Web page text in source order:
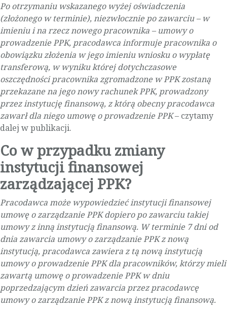
Po otrzymaniu wskazanego wyżej oświadczenia
(złożonego w terminie), niezwłocznie po zawarciu – w
imieniu i na rzecz nowego pracownika – umowy o
prowadzenie PPK, pracodawca informuje pracownika o
obowiązku złożenia w jego imieniu wniosku o wypłatę
transferową, w wyniku której dotychczasowe
oszczędności pracownika zgromadzone w PPK zostaną
przekazane na jego nowy rachunek PPK, prowadzony
przez instytucję finansową, z którą obecny pracodawca
zawarł dla niego umowę o prowadzenie PPK– czytamy
dalej w publikacji.
Co w przypadku zmiany
instytucji finansowej
zarządzającej PPK?
Pracodawca może wypowiedzieć instytucji finansowej
umowę o zarządzanie PPK dopiero po zawarciu takiej
umowy z inną instytucją finansową. W terminie 7 dni od
dnia zawarcia umowy o zarządzanie PPK z nową
instytucją, pracodawca zawiera z tą nową instytucją
umowy o prowadzenie PPK dla pracowników, którzy mieli
zawartą umowę o prowadzenie PPK w dniu
poprzedzającym dzień zawarcia przez pracodawcę
umowy o zarządzanie PPK z nową instytucją finansową.